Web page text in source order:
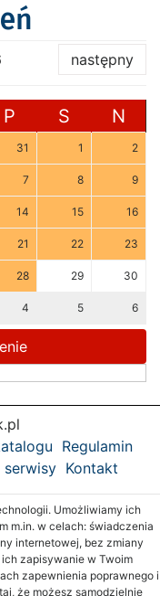
następny
P S N
31 1 2
7 8 9
14 15 16
21 22 23
28 29 30
4 5 6
Regulamin
serwisy Kontakt
Umożliwiamy ich
m.in. w celach: świadczenia
internetowej, bez zmiany
zapisywanie w Twoim
zapewnienia poprawnego i
że możesz samodzielnie